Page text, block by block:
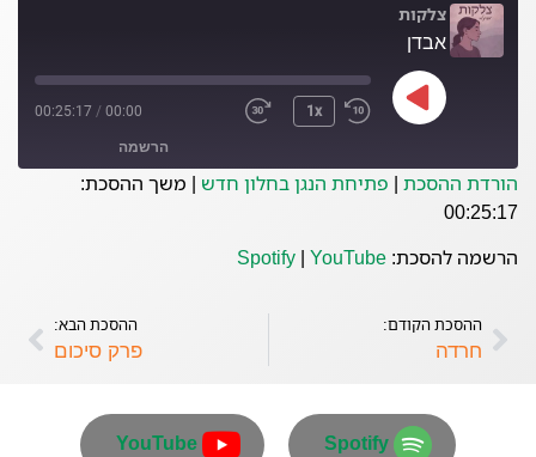
צלקות
אבדן
1x
00:00
/
00:25:17
הרשמה
Spotify
פיד RSS
הורדת ההסכת | פתיחת הנגן בחלון חדש | משך ההסכת:
00:25:17
הרשמה להסכת:
Spotify | YouTube
ההסכת הקודם:
חרדה
ההסכת הבא:
פרק סיכום
Spotify
YouTube